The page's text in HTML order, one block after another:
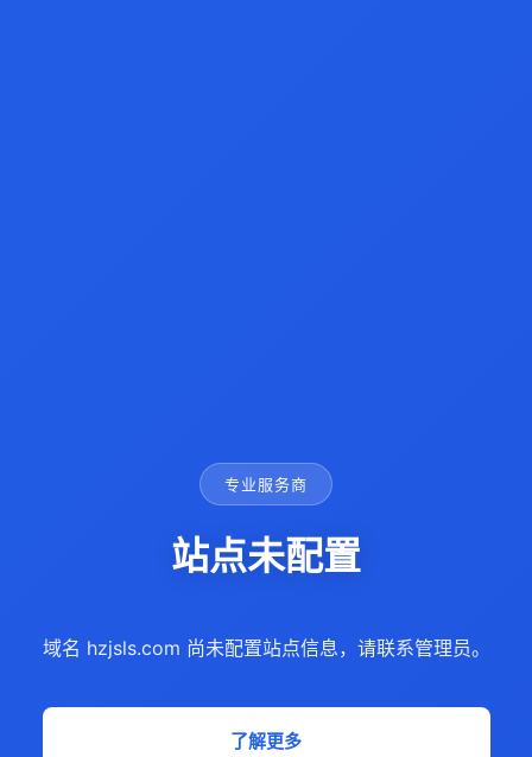
专业服务商
站点未配置
域名 hzjsls.com 尚未配置站点信息，请联系管理员。
了解更多